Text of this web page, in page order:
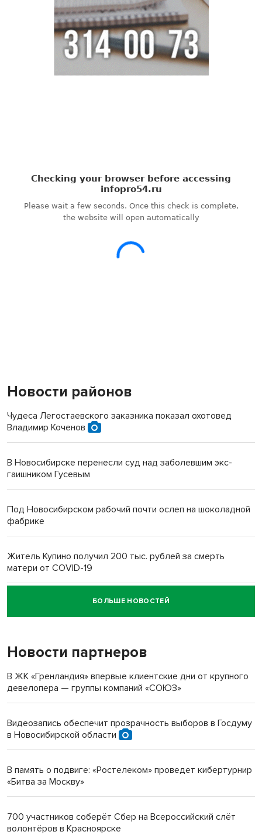
Новости районов
Чудеса Легостаевского заказника показал охотовед
Владимир Коченов
В Новосибирске перенесли суд над заболевшим экс-
гаишником Гусевым
Под Новосибирском рабочий почти ослеп на шоколадной
фабрике
Житель Купино получил 200 тыс. рублей за смерть
матери от COVID-19
Новосибирский суд наказал водителя за смерть
пенсионерки на вокзале
«Мы живём на пастбище!»: в новосибирском селе лошади
терроризируют жителей
Инвалид получил условный срок за избиение врачей
Новосибирский преподаватель с женой вошли в топ-16
Обновлённое отделение ВТБ открылось в Искитиме
БОЛЬШЕ НОВОСТЕЙ
Новости партнеров
В ЖК «Гренландия» впервые клиентские дни от крупного
девелопера — группы компаний «СОЮЗ»
Видеозапись обеспечит прозрачность выборов в Госдуму
в Новосибирской области
В память о подвиге: «Ростелеком» проведет кибертурнир
«Битва за Москву»
700 участников соберёт Сбер на Всероссийский слёт
волонтёров в Красноярске